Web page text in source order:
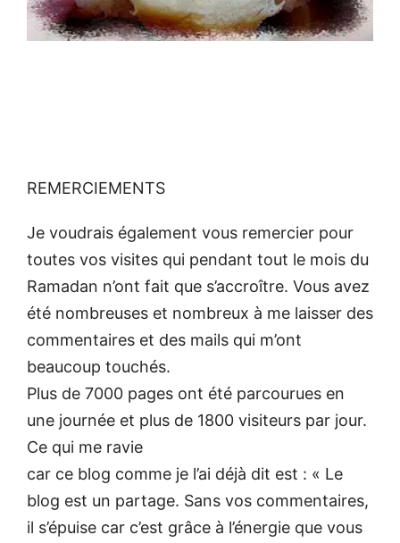
REMERCIEMENTS
Je voudrais également vous remercier pour
toutes vos visites qui pendant tout le mois du
Ramadan n’ont fait que s’accroître. Vous avez
été nombreuses et nombreux à me laisser des
commentaires et des mails qui m’ont
beaucoup touchés.
Plus de 7000 pages ont été parcourues en
une journée et plus de 1800 visiteurs par jour.
Ce qui me ravie
car ce blog comme je l’ai déjà dit est : « Le
blog est un partage. Sans vos commentaires,
il s’épuise car c’est grâce à l’énergie que vous